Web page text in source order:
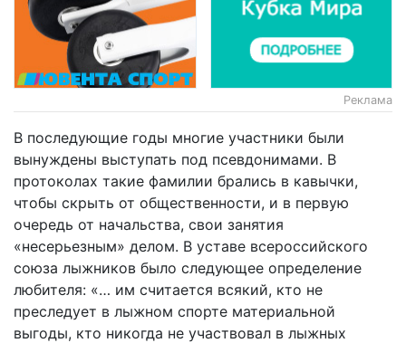
Реклама
В последующие годы многие участники были
вынуждены выступать под псевдонимами. В
протоколах такие фамилии брались в кавычки,
чтобы скрыть от общественности, и в первую
очередь от начальства, свои занятия
«несерьезным» делом. В уставе всероссийского
союза лыжников было следующее определение
любителя: «… им считается всякий, кто не
преследует в лыжном спорте материальной
выгоды, кто никогда не участвовал в лыжных